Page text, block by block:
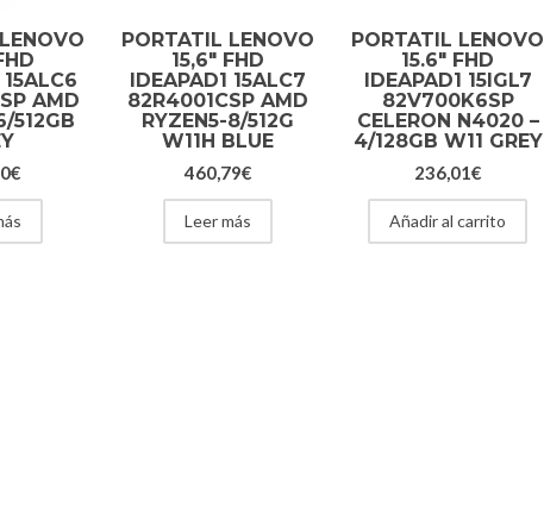
AMD
512GB
€
PORTATIL LENOVO
15,6″ FHD
IDEAPAD1 15ALC7
82R4001CSP AMD
RYZEN5-8/512G
W11H BLUE
460,79€
Leer más
PORTATIL LENOVO
15.6″ FHD
IDEAPAD1 15IGL7
82V700K6SP
CELERON N4020 –
4/128GB W11 GREY
236,01€
Añadir al carrito